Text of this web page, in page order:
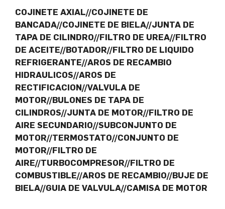
COJINETE AXIAL//COJINETE DE
BANCADA//COJINETE DE BIELA//JUNTA DE
TAPA DE CILINDRO//FILTRO DE UREA//FILTRO
DE ACEITE//BOTADOR//FILTRO DE LIQUIDO
REFRIGERANTE//AROS DE RECAMBIO
HIDRAULICOS//AROS DE
RECTIFICACION//VALVULA DE
MOTOR//BULONES DE TAPA DE
CILINDROS//JUNTA DE MOTOR//FILTRO DE
AIRE SECUNDARIO//SUBCONJUNTO DE
MOTOR//TERMOSTATO//CONJUNTO DE
MOTOR//FILTRO DE
AIRE//TURBOCOMPRESOR//FILTRO DE
COMBUSTIBLE//AROS DE RECAMBIO//BUJE DE
BIELA//GUIA DE VALVULA//CAMISA DE MOTOR